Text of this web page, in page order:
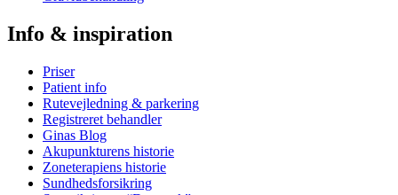
Info & inspiration
Priser
Patient info
Rutevejledning & parkering
Registreret behandler
Ginas Blog
Akupunkturens historie
Zoneterapiens historie
Sundhedsforsikring